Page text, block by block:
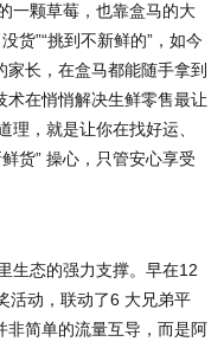
一颗草莓，也靠盒马的大
货”“挑到不新鲜的”，如今
长，在盒马都能随手拿到
术在悄悄解决生鲜零售最让
理，就是让你在找好运、
货” 操心，只管安心享受
生态的强力支撑。早在12
活动，联动了6 大兄弟平
非简单的流量互导，而是阿